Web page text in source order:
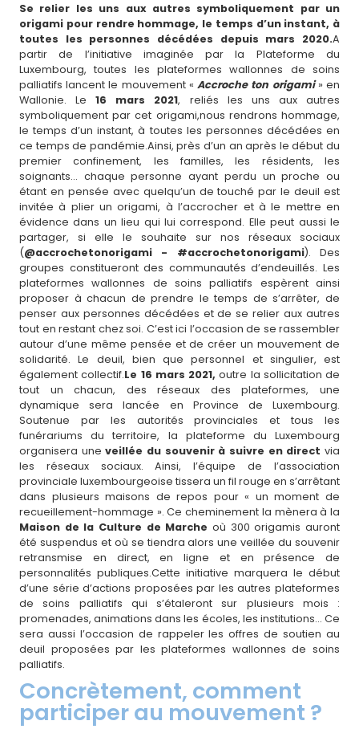
Se relier les uns aux autres symboliquement par un
origami pour rendre hommage, le temps d’un instant, à
toutes les personnes décédées depuis mars 2020.A
partir de l’initiative imaginée par la Plateforme du
Luxembourg, toutes les plateformes wallonnes de soins
palliatifs lancent le mouvement « Accroche ton origami » en
Wallonie. Le16 mars 2021, reliés les uns aux autres
symboliquement par cet origami,nous rendrons hommage,
le temps d’un instant, à toutes les personnes décédées en
ce temps de pandémie.Ainsi, près d’un an après le début du
premier confinement, les familles, les résidents, les
soignants… chaque personne ayant perdu un proche ou
étant en pensée avec quelqu’un de touché par le deuil est
invitée à plier un origami, à l’accrocher et à le mettre en
évidence dans un lieu qui lui correspond. Elle peut aussi le
partager, si elle le souhaite sur nos réseaux sociaux
(@accrochetonorigami - #accrochetonorigami). Des
groupes constitueront des communautés d’endeuillés. Les
plateformes wallonnes de soins palliatifs espèrent ainsi
proposer à chacun de prendre le temps de s’arrêter, de
penser aux personnes décédées et de se relier aux autres
tout en restant chez soi. C’est ici l’occasion de se rassembler
autour d’une même pensée et de créer un mouvement de
solidarité. Le deuil, bien que personnel et singulier, est
également collectif.Le 16 mars 2021, outre la sollicitation de
tout un chacun, des réseaux des plateformes, une
dynamique sera lancée en Province de Luxembourg.
Soutenue par les autorités provinciales et tous les
funérariums du territoire, la plateforme du Luxembourg
organisera uneveillée du souvenir à suivre en direct via
les réseaux sociaux. Ainsi, l’équipe de l’association
provinciale luxembourgeoise tissera un fil rouge en s’arrêtant
dans plusieurs maisons de repos pour « un moment de
recueillement-hommage ». Ce cheminement la mènera à la
Maison de la Culture de Marche où 300 origamis auront
été suspendus et où se tiendra alors une veillée du souvenir
retransmise en direct, en ligne et en présence de
personnalités publiques.Cette initiative marquera le début
d’une série d’actions proposées par les autres plateformes
de soins palliatifs qui s’étaleront sur plusieurs mois :
promenades, animations dans les écoles, les institutions… Ce
sera aussi l’occasion de rappeler les offres de soutien au
deuil proposées par les plateformes wallonnes de soins
palliatifs.
Concrètement, comment
participer au mouvement ?